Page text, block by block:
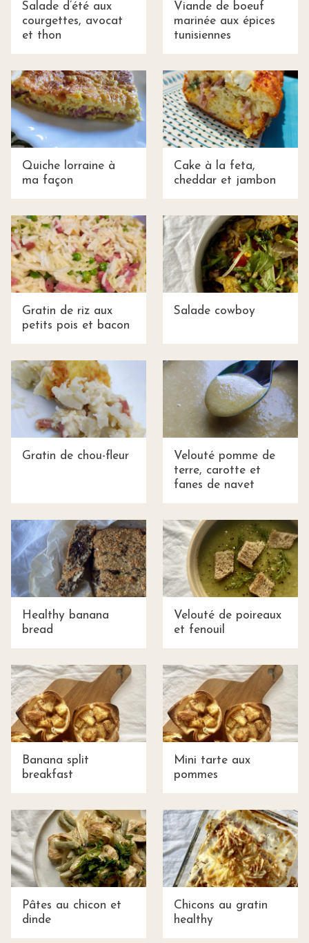
Salade d’été aux
courgettes, avocat
et thon
Viande de boeuf
marinée aux épices
tunisiennes
Quiche lorraine à
ma façon
Cake à la feta,
cheddar et jambon
Gratin de riz aux
petits pois et bacon
Salade cowboy
Gratin de chou-fleur
Velouté pomme de
terre, carotte et
fanes de navet
Healthy banana
bread
Velouté de poireaux
et fenouil
Banana split
breakfast
Mini tarte aux
pommes
Pâtes au chicon et
dinde
Chicons au gratin
healthy